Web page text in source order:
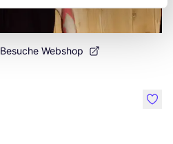
Besuche Webshop
like